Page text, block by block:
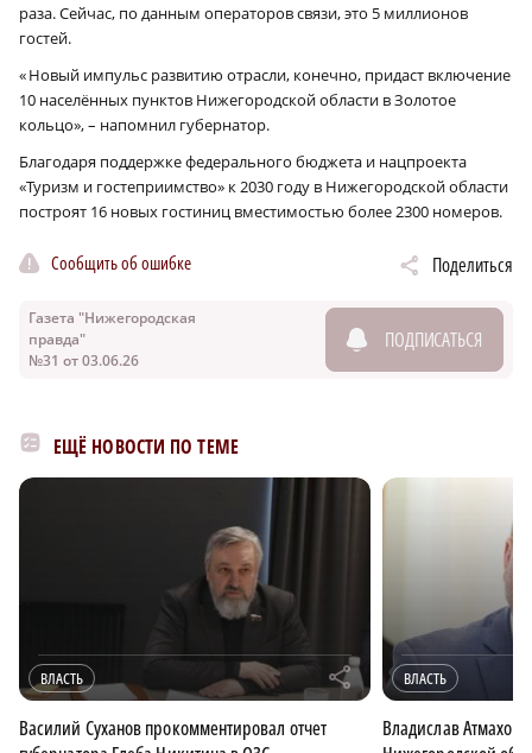
раза. Сейчас, по данным операторов связи, это 5 миллионов
гостей.
« Новый импульс развитию отрасли, конечно, придаст включение
10 населённых пунктов Нижегородской области в Золотое
кольцо», – напомнил губернатор.
Благодаря поддержке федерального бюджета и нацпроекта
«Туризм и гостеприимство» к 2030 году в Нижегородской области
построят 16 новых гостиниц вместимостью более 2300 номеров.
Сообщить об ошибке Поделиться
Газета "Нижегородская
правда"
№31 от 03.06.26
ПОДПИСАТЬСЯ
ЕЩЁ НОВОСТИ ПО ТЕМЕ
ВЛАСТЬ r
Василий Суханов прокомментировал отчет
ВЛАСТЬ
Владислав Атмахов